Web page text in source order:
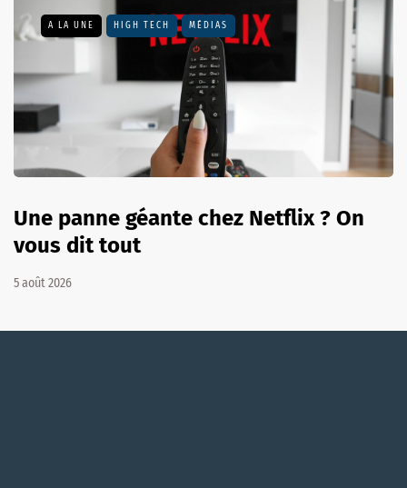
A LA UNE HIGH TECH MÉDIAS
Une panne géante chez Netflix ? On
vous dit tout
5 août 2026